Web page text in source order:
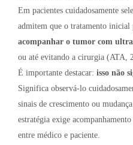
Em pacientes cuidadosamente
admitem que o tratamento inicial
acompanhar o tumor com
ou até evitando a cirurgia (ATA,
É importante destacar: isso não
Significa observá-lo
sinais de crescimento ou
estratégia exige
entre médico e paciente.